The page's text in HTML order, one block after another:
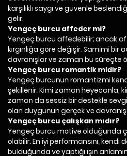
karşılıklı saygı ve güvenle
gelir.
Yengeç burcu affeder mi?
Yengeç burcu affedebilir; ancak
kırgınlığa göre değişir. Samimi bir
davranışlar ve zaman bu süreçte
Yengeç burcu romantik midir?
Yengeç burcunun romantizmi
şekillenir. Kimi zaman heyecanla,
zaman da sessiz bir destekle
olan duygunun gerçek ve
Yengeç burcu çalışkan mıdır?
Yengeç burcu motive olduğunda
olabilir. En iyi performansını, kendi
bulduğunda ve yaptığı işin